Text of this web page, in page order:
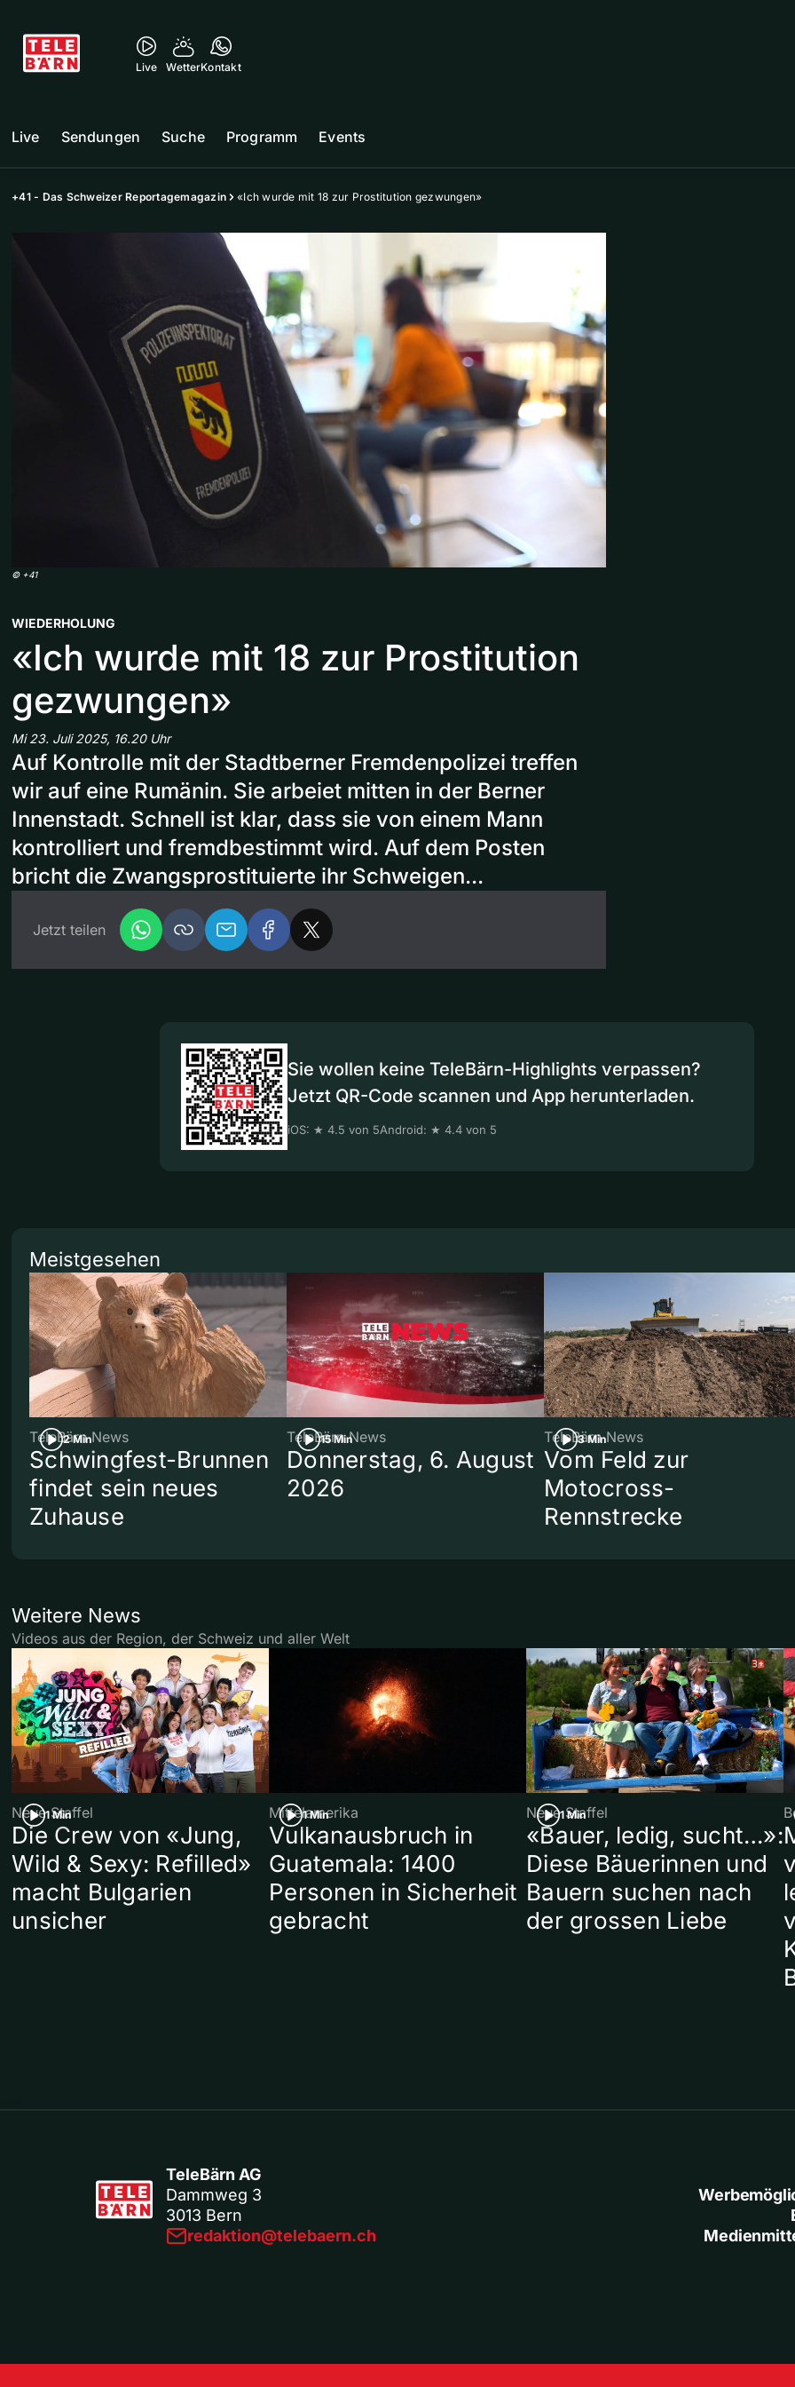
Live WetterKontakt
Live Sendungen Suche Programm Events
+41 - Das Schweizer Reportagemagazin «Ich wurde mit 18 zur Prostitution gezwungen»
© +41
WIEDERHOLUNG
«Ich wurde mit 18 zur Prostitution
gezwungen»
Mi 23. Juli 2025, 16.20 Uhr
Auf Kontrolle mit der Stadtberner Fremdenpolizei treffen
wir auf eine Rumänin. Sie arbeiet mitten in der Berner
Innenstadt. Schnell ist klar, dass sie von einem Mann
kontrolliert und fremdbestimmt wird. Auf dem Posten
bricht die Zwangsprostituierte ihr Schweigen...
Jetzt teilen
Sie wollen keine TeleBärn-Highlights verpassen?
Jetzt QR-Code scannen und App herunterladen.
iOS: ★ 4.5 von 5Android: ★ 4.4 von 5
Meistgesehen
2 Min
TeleBärn News
Schwingfest-Brunnen
findet sein neues
Zuhause
15 Min
TeleBärn News
Donnerstag, 6. August
2026
3 Min
TeleBärn News
Vom Feld zur
Motocross-
Rennstrecke
Weitere News
Videos aus der Region, der Schweiz und aller Welt
1 Min
Neue Staffel
Die Crew von «Jung,
Wild & Sexy: Refilled»
macht Bulgarien
unsicher
1 Min
Mittelamerika
Vulkanausbruch in
Guatemala: 1400
Personen in Sicherheit
gebracht
1 Min
Neue Staffel
«Bauer, ledig, sucht…»:
Diese Bäuerinnen und
Bauern suchen nach
der grossen Liebe
TeleBärn AG
Dammweg 3
3013 Bern
redaktion@telebaern.ch